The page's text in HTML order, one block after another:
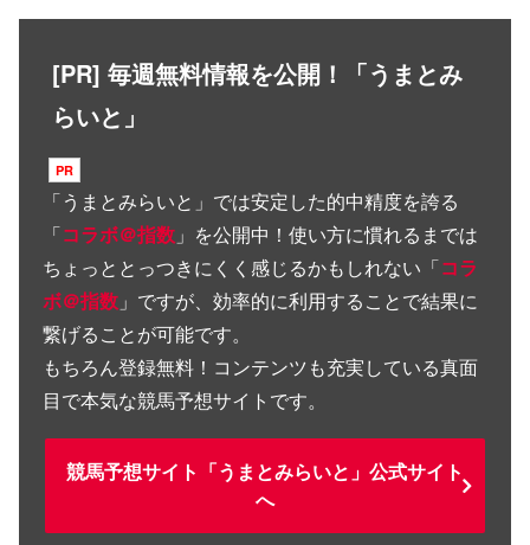
[PR] 毎週無料情報を公開！「うまとみ
らいと」
「うまとみらいと 」では安定した的中精度を誇る
「コラボ＠指数 」を公開中！使い方に慣れるまでは
ちょっととっつきにくく感じるかもしれない「コラ
ボ＠指数 」ですが、効率的に利用することで結果に
繋げることが可能です。
もちろん登録無料！コンテンツも充実している真面
目で本気な競馬予想サイトです。
競馬予想サイト「うまとみらいと」公式サイト
へ